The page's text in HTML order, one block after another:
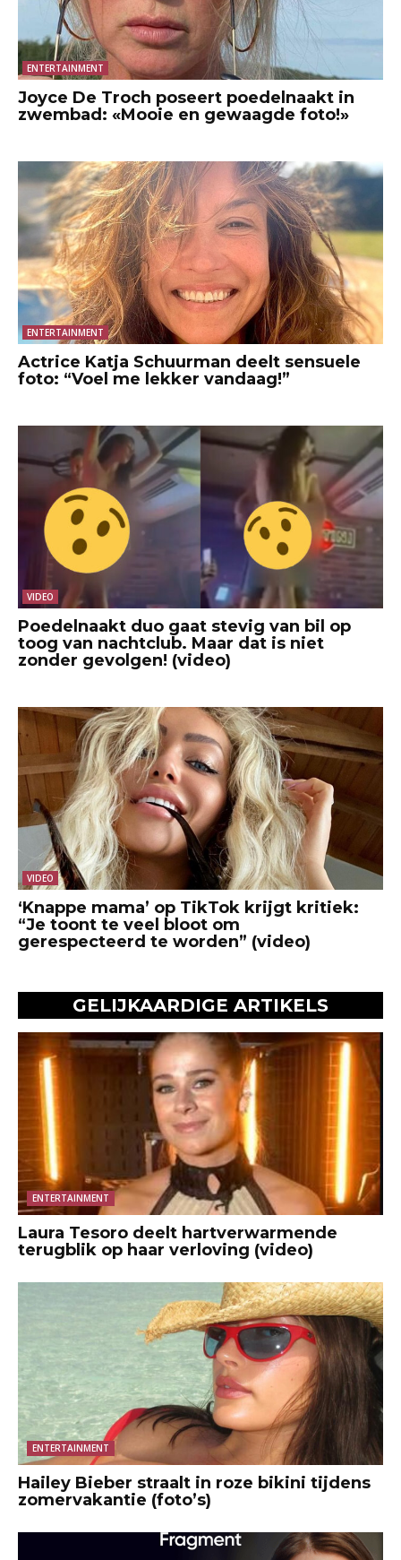
ENTERTAINMENT
Joyce De Troch poseert poedelnaakt in
zwembad: «Mooie en gewaagde foto!»
ENTERTAINMENT
Actrice Katja Schuurman deelt sensuele
foto: “Voel me lekker vandaag!”
VIDEO
Poedelnaakt duo gaat stevig van bil op
toog van nachtclub. Maar dat is niet
zonder gevolgen! (video)
VIDEO
‘Knappe mama’ op TikTok krijgt kritiek:
“Je toont te veel bloot om
gerespecteerd te worden” (video)
GELIJKAARDIGE ARTIKELS
ENTERTAINMENT
Laura Tesoro deelt hartverwarmende
terugblik op haar verloving (video)
ENTERTAINMENT
Hailey Bieber straalt in roze bikini tijdens
zomervakantie (foto’s)